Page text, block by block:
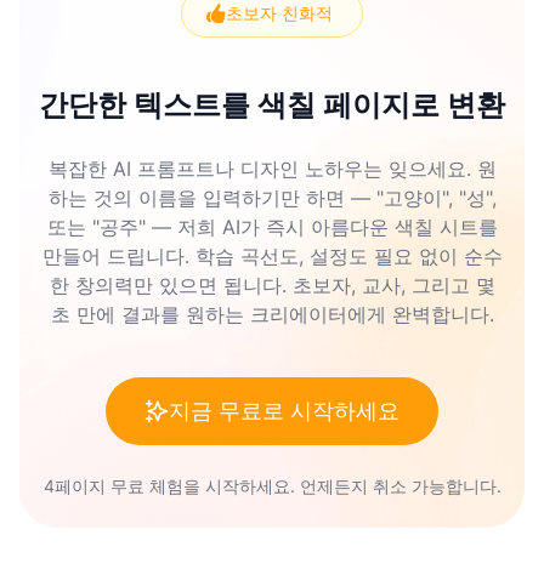
초보자 친화적
간단한 텍스트를 색칠 페이지로 변환
복잡한 AI 프롬프트나 디자인 노하우는 잊으세요. 원
하는 것의 이름을 입력하기만 하면 — "고양이", "성",
또는 "공주" — 저희 AI가 즉시 아름다운 색칠 시트를
만들어 드립니다. 학습 곡선도, 설정도 필요 없이 순수
한 창의력만 있으면 됩니다. 초보자, 교사, 그리고 몇
초 만에 결과를 원하는 크리에이터에게 완벽합니다.
지금 무료로 시작하세요
4페이지 무료 체험을 시작하세요. 언제든지 취소 가능합니다.